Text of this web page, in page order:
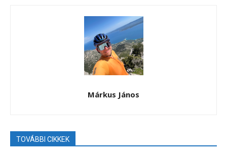
Márkus János
TOVÁBBI CIKKEK